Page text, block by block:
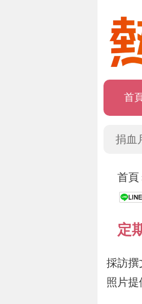
首
捐血
首頁
定
採訪撰
照片提